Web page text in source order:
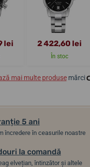
lei 2 422,60 lei
În stoc
mai multe produsemărci
5 ani
încredere în ceasurile noastre
la comandă
elvețian, întinzător și altele